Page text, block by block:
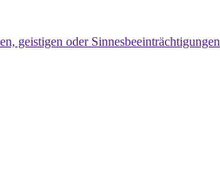
geistigen oder Sinnesbeeinträchtigungen